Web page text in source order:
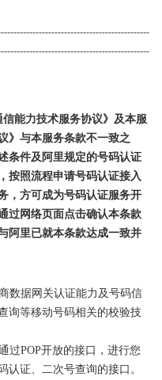
能力技术服务协议》及本服
》与本服务条款不一致之
条件及阿里规定的号码认证
按照流程申请号码认证接入
，方可成为号码认证服务开
过网络页面点击确认本条款
阿里已就本条款达成一致并
数据网关认证能力及号码信
询等移动号码相关的校验技
POP开放的接口，进行您
认证、二次号查询的接口。